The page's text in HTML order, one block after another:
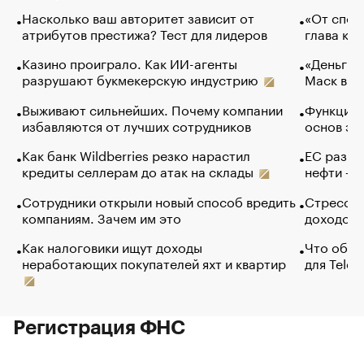
Насколько ваш авторитет зависит от
атрибутов престижа? Тест для лидеров
Казино проиграло. Как ИИ-агенты
разрушают букмекерскую индустрию
Выживают сильнейших. Почему компании
избавляются от лучших сотрудников
Как банк Wildberries резко нарастил
кредиты селлерам до атак на склады
Сотрудники открыли новый способ вредить
компаниям. Зачем им это
Как налоговики ищут доходы
неработающих покупателей яхт и квартир
«От
глава
«Деньги
Маск в
Функции
основ
ЕС
нефти —
Стресс
доходов
Что
для
Регистрация ФНС